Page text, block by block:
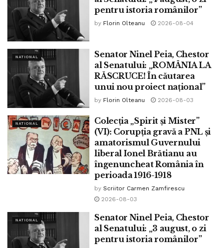
pentru istoria românilor”
by Florin Olteanu 2026-08-04
NATIONAL
Senator Ninel Peia, Chestor
al Senatului: „ROMÂNIA LA
RĂSCRUCE! În căutarea
unui nou proiect național”
by Florin Olteanu 2026-08-03
NATIONAL
Colecția „Spirit și Mister”
(VI): Corupția gravă a PNL și
amatorismul Guvernului
liberal Ionel Brătianu au
îngenuncheat România în
perioada 1916-1918
by Scriitor Carmen Zamfirescu
2026-08-03
NATIONAL
Senator Ninel Peia, Chestor
al Senatului: „3 august, o zi
pentru istoria românilor”